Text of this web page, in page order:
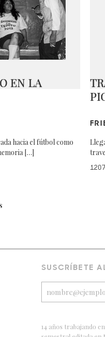
EN LA
hacia el fútbol como
[…]
1207
SUSCRÍBETE
14 años trabajando